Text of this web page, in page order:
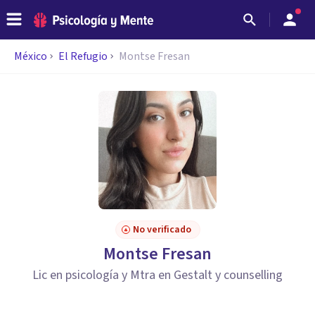
México El Refugio Montse Fresan
No verificado
Montse Fresan
Lic en psicología y Mtra en Gestalt y counselling